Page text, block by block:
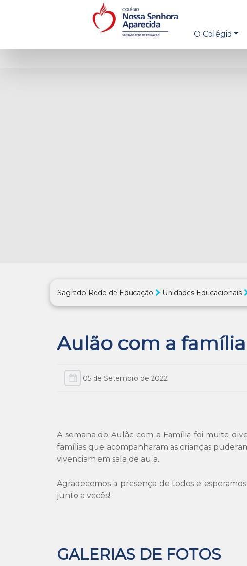
O Colégio
Sagrado Rede de Educação Unidades Educacionais
Aulão com a família
05 de Setembro de 2022
A semana do Aulão com a Família foi muito
famílias que acompanharam as crianças
vivenciam em sala de aula.
Agradecemos a presença de todos e
junto a vocês!
GALERIAS DE FOTOS